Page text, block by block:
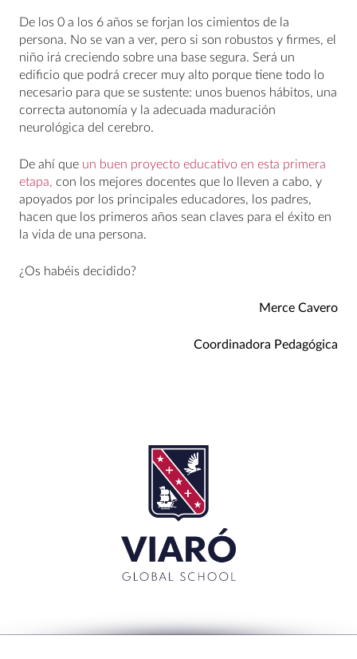
De los 0 a los 6 años se forjan los cimientos de la
persona. No se van a ver, pero si son robustos y firmes, el
niño irá creciendo sobre una base segura. Será un
edificio que podrá crecer muy alto porque tiene todo lo
necesario para que se sustente: unos buenos hábitos, una
correcta autonomía y la adecuada maduración
neurológica del cerebro.
De ahí que un buen proyecto educativo en esta primera
etapa, con los mejores docentes que lo lleven a cabo, y
apoyados por los principales educadores, los padres,
hacen que los primeros años sean claves para el éxito en
la vida de una persona.
¿Os habéis decidido?
Merce Cavero
Coordinadora Pedagógica